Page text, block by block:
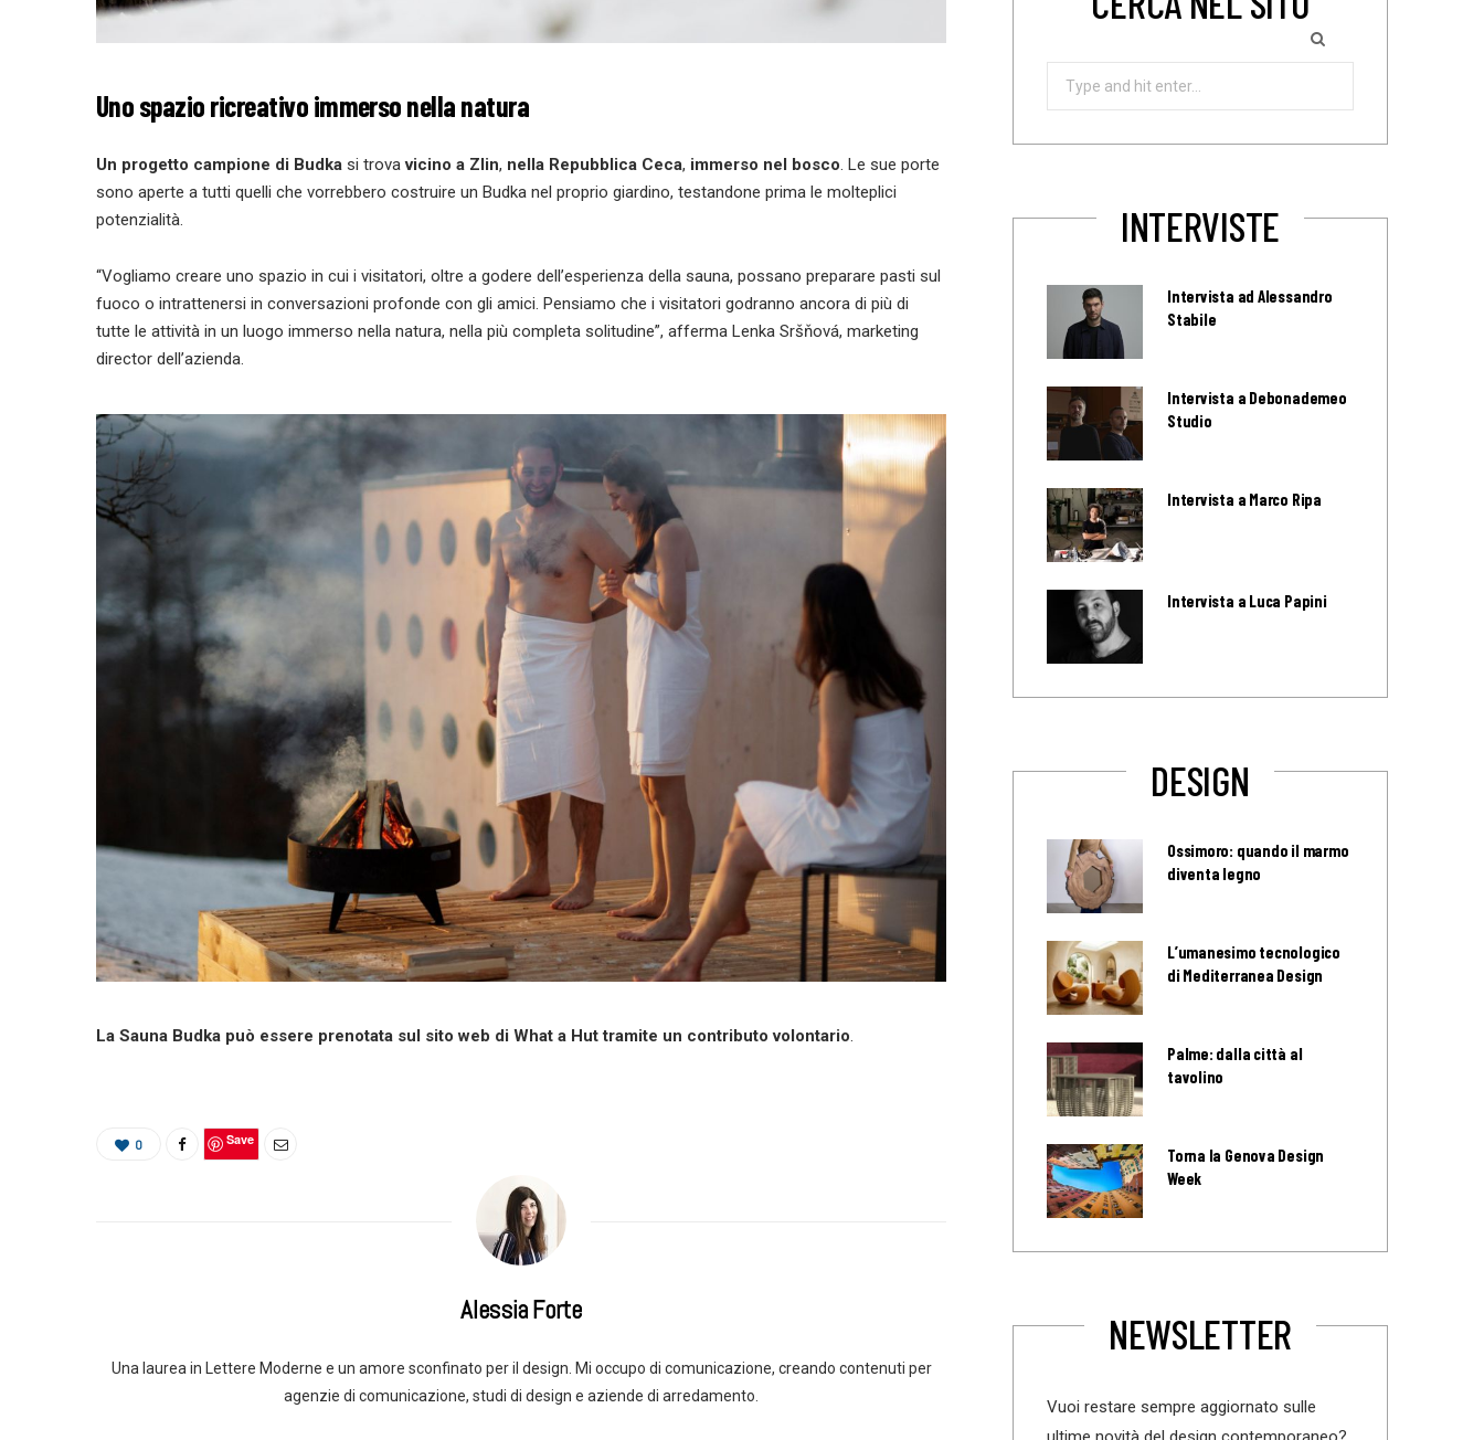
Uno spazio ricreativo immerso nella natura
Un progetto campione di Budka si trovavicino a Zlin, nella Repubblica Ceca, immerso nel bosco. Le sue porte
sono aperte a tutti quelli che vorrebbero costruire un Budka nel proprio giardino, testandone prima le molteplici
potenzialità.
“Vogliamo creare uno spazio in cui i visitatori, oltre a godere dell’esperienza della sauna, possano preparare pasti sul
fuoco o intrattenersi in conversazioni profonde con gli amici. Pensiamo che i visitatori godranno ancora di più di
tutte le attività in un luogo immerso nella natura, nella più completa solitudine”, afferma Lenka Sršňová, marketing
director dell’azienda.
La Sauna Budka può essere prenotata sul sito web di What a Hut tramite un contributo volontario.
0 Save
Alessia Forte
Una laurea in Lettere Moderne e un amore sconfinato per il design. Mi occupo di comunicazione, creando contenuti per
agenzie di comunicazione, studi di design e aziende di arredamento.
Search
INTERVISTE
Intervista ad Alessandro
Stabile
Intervista a Debonademeo
Studio
Intervista a Marco Ripa
Intervista a Luca Papini
DESIGN
Ossimoro: quando il marmo
diventa legno
L’umanesimo tecnologico
di Mediterranea Design
Palme: dalla città al
tavolino
Torna la Genova Design
Week
NEWSLETTER
Vuoi restare sempre aggiornato sulle